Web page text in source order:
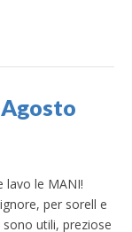
lavo le MANI!
per sorell e
utili, preziose